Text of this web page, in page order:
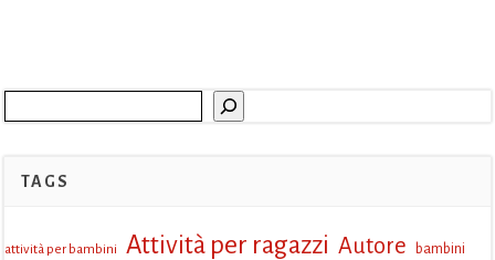
TAGS
attività per bambini Attività per ragazzi Autore bambini